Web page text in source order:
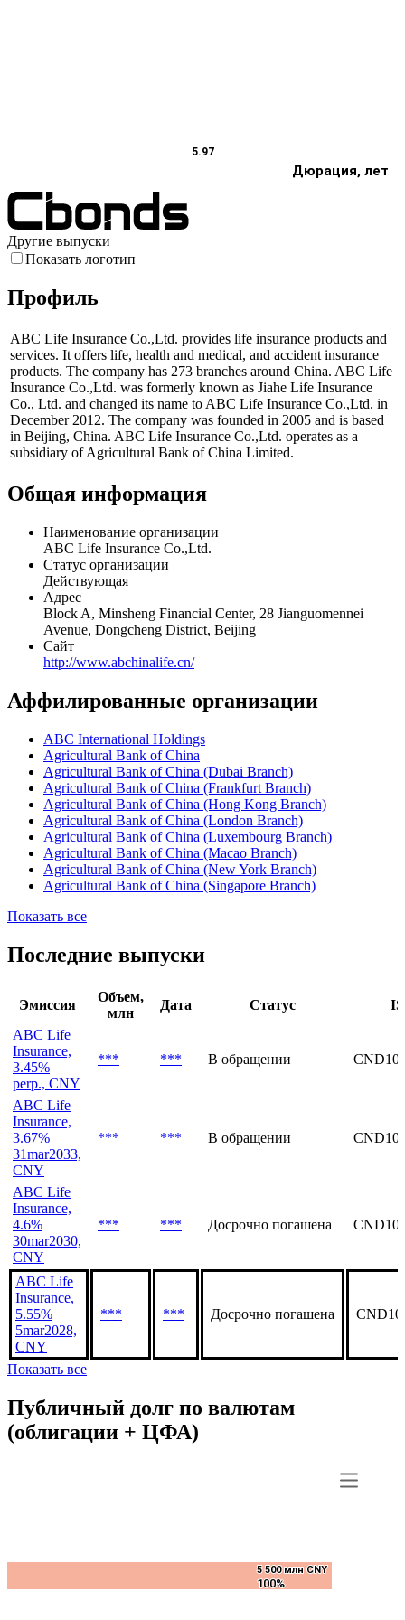
Дюрация, лет
5.97
Другие выпуски
Показать логотип
Профиль
ABC Life Insurance Co.,Ltd. provides life insurance products and
services. It offers life, health and medical, and accident insurance
products. The company has 273 branches around China. ABC Life
Insurance Co.,Ltd. was formerly known as Jiahe Life Insurance
Co., Ltd. and changed its name to ABC Life Insurance Co.,Ltd. in
December 2012. The company was founded in 2005 and is based
in Beijing, China. ABC Life Insurance Co.,Ltd. operates as a
subsidiary of Agricultural Bank of China Limited.
Общая информация
Наименование организации
ABC Life Insurance Co.,Ltd.
Статус организации
Действующая
Адрес
Block A, Minsheng Financial Center, 28 Jianguomennei
Avenue, Dongcheng District, Beijing
Сайт
http://www.abchinalife.cn/
Аффилированные организации
ABC International Holdings
Agricultural Bank of China
Agricultural Bank of China (Dubai Branch)
Agricultural Bank of China (Frankfurt Branch)
Agricultural Bank of China (Hong Kong Branch)
Agricultural Bank of China (London Branch)
Agricultural Bank of China (Luxembourg Branch)
Agricultural Bank of China (Macao Branch)
Agricultural Bank of China (New York Branch)
Agricultural Bank of China (Singapore Branch)
Показать все
Последние выпуски
Эмиссия
Объем,
млн
Дата Статус
ABC Life
Insurance,
3.45%
perp., CNY
*** *** В обращении
ABC Life
Insurance,
3.67%
31mar2033,
CNY
*** *** В обращении
ABC Life
Insurance,
4.6%
30mar2030,
CNY
*** *** Досрочно погашена
ABC Life
Insurance,
5.55%
5mar2028,
CNY
*** *** Досрочно погашена
Показать все
Публичный долг по валютам
(облигации + ЦФА)
5 500 млн CNY
100%
5 500 млн CNY
100%